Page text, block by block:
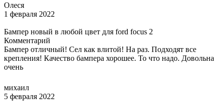
Олеся
1 февраля 2022
Бампер новый в любой цвет для ford focus 2
Комментарий
Бампер отличный! Сел как влитой! На раз. Подходят все
крепления! Качество бампера хорошее. То что надо. Довольна
очень
михаил
5 февраля 2022